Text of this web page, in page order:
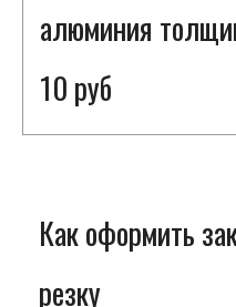
алюминия
10 руб
Как оформить
резку